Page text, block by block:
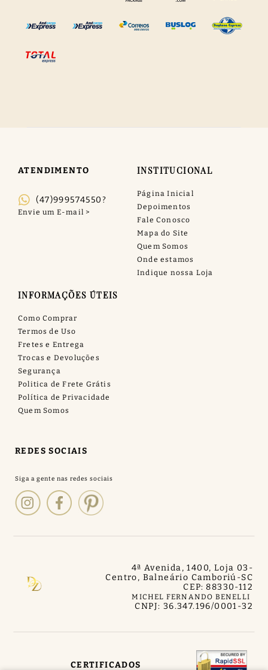
ATENDIMENTO
(47)999574550?
INSTITUCIONAL
Página Inicial
Depoimentos
Fale Conosco
Mapa do Site
Quem Somos
Onde estamos
Indique nossa Loja
INFORMAÇÕES ÚTEIS
Como Comprar
Termos de Uso
Fretes e Entrega
Trocas e Devoluções
Segurança
Politica de Frete Grátis
Política de Privacidade
Quem Somos
REDES SOCIAIS
MICHEL FERNANDO BENELLI
4ª Avenida, 1400, Loja 03 -
Centro, Balneário Camboriú-SC
CEP: 88330-112
CNPJ: 36.347.196/0001-32
CERTIFICADOS